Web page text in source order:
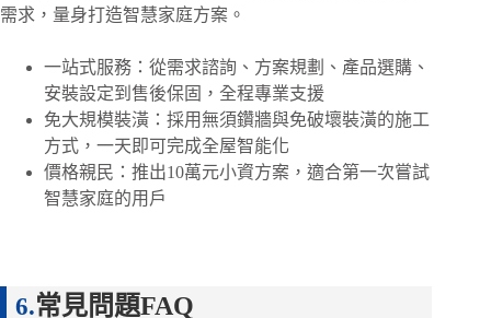
需求，量身打造智慧家庭方案。
一站式服務：從需求諮詢、方案規劃、產品選購、
安裝設定到售後保固，全程專業支援
免大規模裝潢：採用無須鑽牆與免破壞裝潢的施工
方式，一天即可完成全屋智能化
價格親民：推出10萬元小資方案，適合第一次嘗試
智慧家庭的用戶
常見問題FAQ